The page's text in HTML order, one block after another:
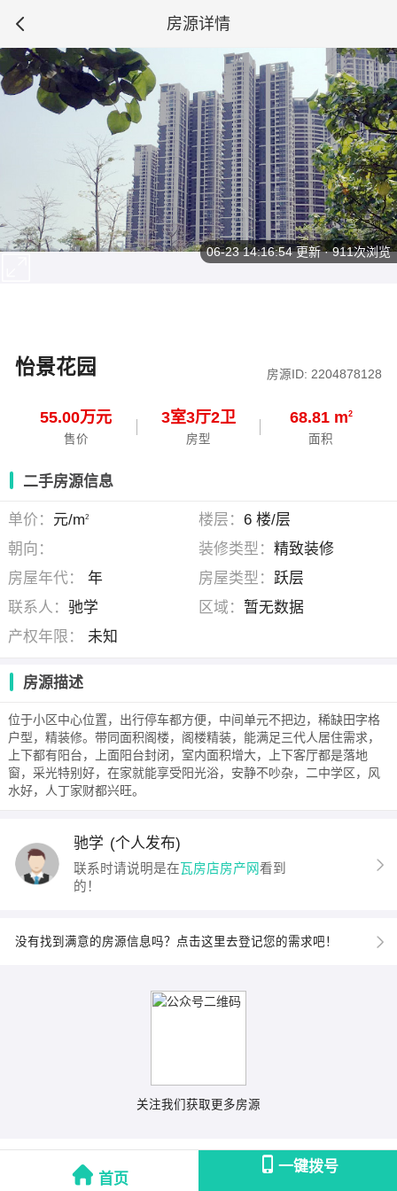
房源详情
怡景花园 房源ID: 2204878128
55.00万元
售价
3室3厅2卫
房型
68.81 m2
面积
首页
一键拨号
06-23 14:16:54更新 · 911次浏览
二手房源信息
单价： 元/m2 楼层： 6 楼/层
朝向：
装修类型： 精致装修
房屋年代：
年 房屋类型： 跃层
联系人：驰学 区域： 暂无数据
产权年限：
未知
房源描述
位于小区中心位置，出行停车都方便，中间单元不把边，稀缺田字格
户型，精装修。带同面积阁楼，阁楼精装，能满足三代人居住需求，
上下都有阳台，上面阳台封闭，室内面积增大，上下客厅都是落地
窗，采光特别好，在家就能享受阳光浴，安静不吵杂，二中学区，风
水好，人丁家财都兴旺。
驰学 (个人发布)
联系时请说明是在 瓦房店房产网看到
的！
没有找到满意的房源信息吗？点击这里去登记您的需求吧！
关注我们获取更多房源